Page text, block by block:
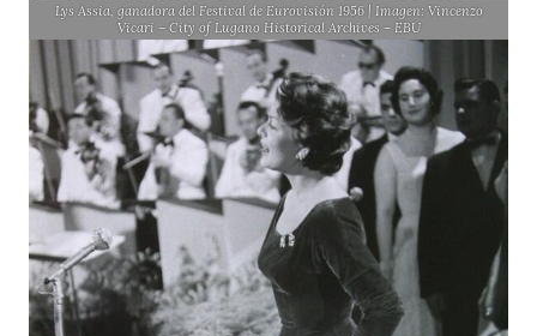
Lys Assia, ganadora del Festival de Eurovisión 1956 | Imagen: Vincenzo
Vicari – City of Lugano Historical Archives – EBU